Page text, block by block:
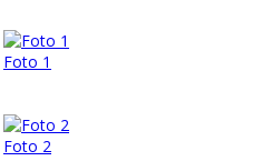
Foto 1
Foto 2